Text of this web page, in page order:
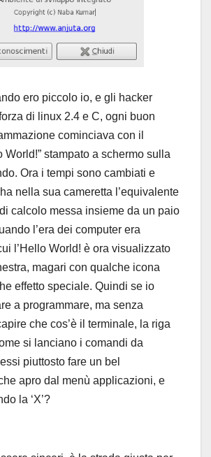
ero piccolo io, e gli hacker
di linux 2.4 e C, ogni buon
cominciava con il
World!” stampato a schermo sulla
Ora i tempi sono cambiati e
nella sua cameretta l’equivalente
calcolo messa insieme da un paio
l’era dei computer era
l’Hello World! è ora visualizzato
magari con qualche icona
effetto speciale. Quindi se io
a programmare, ma senza
che cos’è il terminale, la riga
si lanciano i comandi da
piuttosto fare un bel
apro dal menù applicazioni, e
la ‘X’?